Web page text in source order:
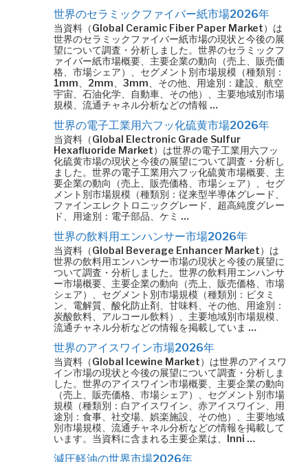
世界のセラミックファイバー紙市場2026年
当資料（Global Ceramic Fiber Paper Market）は
世界のセラミックファイバー紙市場の現状と今後の展
望について調査・分析しました。世界のセラミックフ
ァイバー紙市場概要、主要企業の動向（売上、販売価
格、市場シェア）、セグメント別市場規模（種類別：
1mm、2mm、3mm、その他、用途別：建設、航空
宇宙、石油化学、自動車、その他）、主要地域別市場
規模、流通チャネル分析などの情報 …
世界の電子工業用六フッ化硫黄市場2026年
当資料（Global Electronic Grade Sulfur
Hexafluoride Market）は世界の電子工業用六フッ
化硫黄市場の現状と今後の展望について調査・分析し
ました。世界の電子工業用六フッ化硫黄市場概要、主
要企業の動向（売上、販売価格、市場シェア）、セグ
メント別市場規模（種類別：従来型半導体グレード、
ファインエレクトロニックグレード、超高純度グレー
ド、用途別：電子部品、ケミ …
世界の飲料用エンハンサー市場2026年
当資料（Global Beverage Enhancer Market）は
世界の飲料用エンハンサー市場の現状と今後の展望に
ついて調査・分析しました。世界の飲料用エンハンサ
ー市場概要、主要企業の動向（売上、販売価格、市場
シェア）、セグメント別市場規模（種類別：ビタミ
ン、電解質、酸化防止剤、甘味料、その他、用途別：
炭酸飲料、アルコール飲料）、主要地域別市場規模、
流通チャネル分析などの情報を掲載していま …
世界のアイスワイン市場2026年
当資料（Global Icewine Market）は世界のアイスワ
イン市場の現状と今後の展望について調査・分析しま
した。世界のアイスワイン市場概要、主要企業の動向
（売上、販売価格、市場シェア）、セグメント別市場
規模（種類別：白アイスワイン、赤アイスワイン、用
途別：食事、社交場、娯楽施設、その他）、主要地域
別市場規模、流通チャネル分析などの情報を掲載して
います。当資料に含まれる主要企業は、Inni …
減圧軽油の世界市場2026年